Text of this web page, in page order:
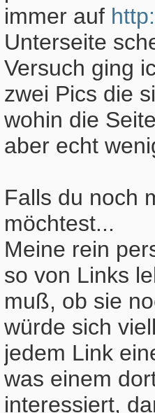
immer auf
Unterseite
Versuch ging
zwei Pics die
wohin die
aber echt
Falls du noch
möchtest...
Meine rein
so von Links
muß, ob sie
würde sich
jedem Link
was einem
interessiert,